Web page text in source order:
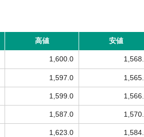
高値 安値
1,600.0
1,597.0
1,599.0
1,587.0
1,623.0